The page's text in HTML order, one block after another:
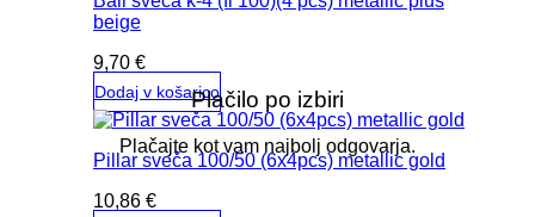
beige
9,70 €
Dodaj v košarico
Pillar sveča 100/50 (6x4pcs) metallic gold
10,86 €
Plačilo po izbiri
Plačajte kot vam najbolj odgovarja.